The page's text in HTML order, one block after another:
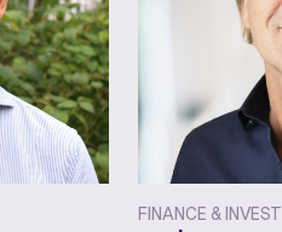
FINANCE &